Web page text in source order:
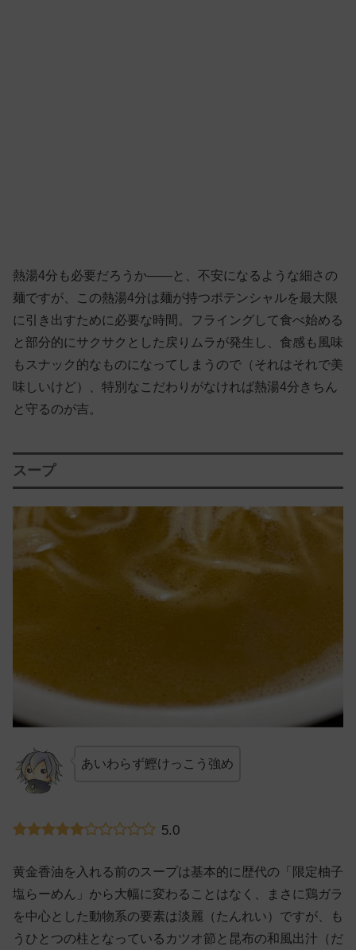
熱湯4分も必要だろうか——と、不安になるような細さの
麺ですが、この熱湯4分は麺が持つポテンシャルを最大限
に引き出すために必要な時間。フライングして食べ始める
と部分的にサクサクとした戻りムラが発生し、食感も風味
もスナック的なものになってしまうので（それはそれで美
味しいけど）、特別なこだわりがなければ熱湯4分きちん
と守るのが吉。
スープ
あいわらず鰹けっこう強め
5.0
黄金香油を入れる前のスープは基本的に歴代の「限定柚子
塩らーめん」から大幅に変わることはなく、まさに鶏ガラ
を中心とした動物系の要素は淡麗（たんれい）ですが、も
うひとつの柱となっているカツオ節と昆布の和風出汁（だ